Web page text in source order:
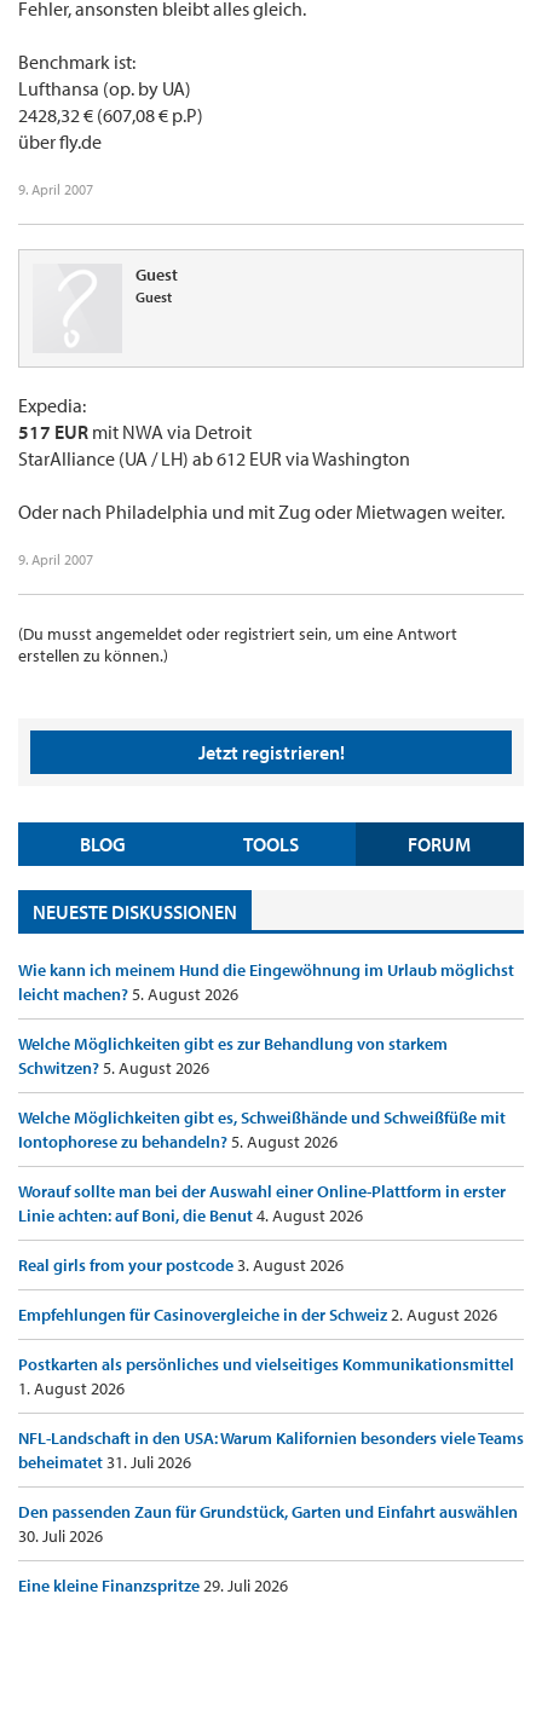
Fehler, ansonsten bleibt alles gleich.
Benchmark ist:
Lufthansa (op. by UA)
2428,32 € (607,08 € p.P)
über fly.de
9. April 2007
Guest
Guest
Expedia:
517 EUR mit NWA via Detroit
StarAlliance (UA / LH) ab 612 EUR via Washington
Oder nach Philadelphia und mit Zug oder Mietwagen weiter.
9. April 2007
(Du musst angemeldet oder registriert sein, um eine Antwort
erstellen zu können.)
Jetzt registrieren!
BLOG TOOLS FORUM
NEUESTE DISKUSSIONEN
Wie kann ich meinem Hund die Eingewöhnung im Urlaub möglichst
leicht machen?5. August 2026
Welche Möglichkeiten gibt es zur Behandlung von starkem
Schwitzen?5. August 2026
Welche Möglichkeiten gibt es, Schweißhände und Schweißfüße mit
Iontophorese zu behandeln?5. August 2026
Worauf sollte man bei der Auswahl einer Online-Plattform in erster
Linie achten: auf Boni, die Benut4. August 2026
Real girls from your postcode3. August 2026
Empfehlungen für Casinovergleiche in der Schweiz2. August 2026
Postkarten als persönliches und vielseitiges Kommunikationsmittel
1. August 2026
NFL-Landschaft in den USA: Warum Kalifornien besonders viele Teams
beheimatet31. Juli 2026
Den passenden Zaun für Grundstück, Garten und Einfahrt auswählen
30. Juli 2026
Eine kleine Finanzspritze29. Juli 2026